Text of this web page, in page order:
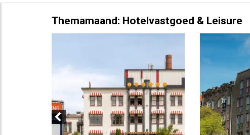
Themamaand: Hotelvastgoed & Leisure
Previous